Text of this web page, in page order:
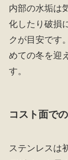
内部の水垢は
化したり破損
クが目安です
めての冬を迎
す。
コスト面で
ステンレスは